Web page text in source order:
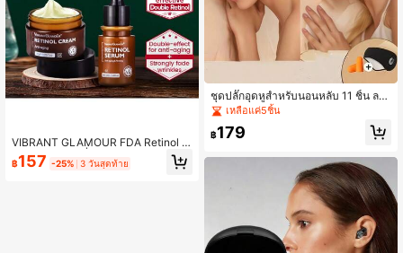
VIBRANT GLAMOUR FDA Retinol S
et ครีมหน้า+เซรั่มบำรุงผิวหน้า VA Anti
Aging Whitening Renewing Skin ลด
฿157 -25% 3 วันสุดท้าย
ชุดปลั๊กอุดหูสำหรับนอนหลับ 11 ชิ้น ลดเ
สียงรบกวน พร้อมหน้ากากนอนหลับแบ
บมีที่ครอบหู ผ้าโพลีเอสเตอร์นุ่มปรับได้
เหมาะสำหรับเดินทางและใช้ในบ้าน ดีไ
น สีดำล้วน
เหลือแค่5ชิ้น
฿179